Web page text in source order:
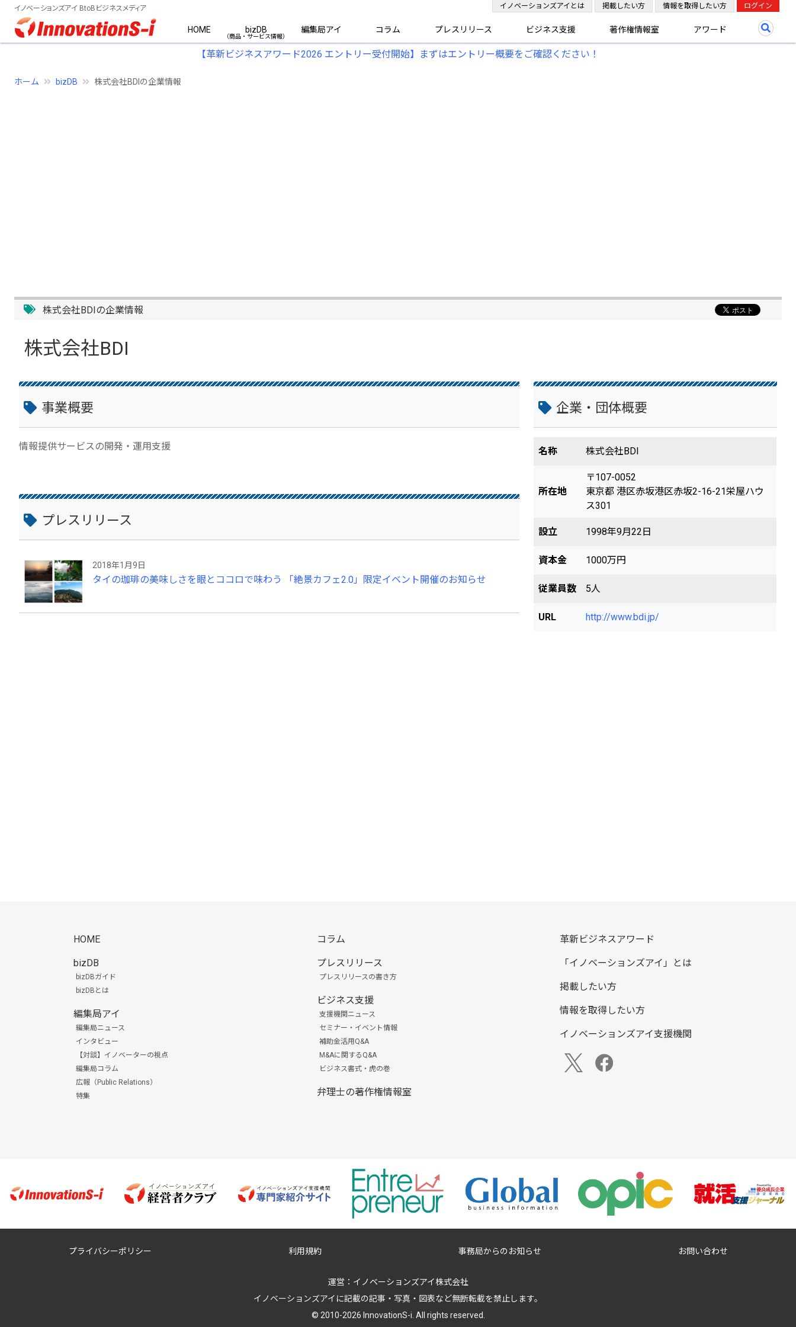
イノベーションズアイ BtoBビジネスメディア
HOME bizDB 編集局アイ コラム プレスリリース ビジネス支援 著作権情報室 アワード
イノベーションズアイとは 掲載したい方 情報を取得したい方 ログイン
【革新ビジネスアワード2026 エントリー受付開始】まずはエントリー概要をご確認ください！
ホーム bizDB 株式会社BDIの企業情報
株式会社BDIの企業情報
株式会社BDI
事業概要
情報提供サービスの開発・運用支援
プレスリリース
2018年1月9日
タイの珈琲の美味しさを眼とココロで味わう 「絶景カフェ2.0」限定イベント開催のお知らせ
企業・団体概要
名称 株式会社BDI
所在地
〒107-0052
東京都 港区赤坂港区赤坂2-16-21栄屋ハウ
ス301
設立 1998年9月22日
資本金 1000万円
従業員数 5人
URL http://www.bdi.jp/
HOME
bizDB
bizDBガイド
bizDBとは
編集局アイ
編集局ニュース
インタビュー
【対談】イノベーターの視点
編集局コラム
広報（Public Relations）
特集
コラム
プレスリリース
プレスリリースの書き方
ビジネス支援
支援機関ニュース
セミナー・イベント情報
補助金活用Q&A
M&Aに関するQ&A
ビジネス書式・虎の巻
弁理士の著作権情報室
革新ビジネスアワード
「イノベーションズアイ」とは
掲載したい方
情報を取得したい方
イノベーションズアイ支援機関
プライバシーポリシー 利用規約 事務局からのお知らせ お問い合わせ
運営： イノベーションズアイ株式会社
イノベーションズアイに記載の記事・写真・図表など無断転載を禁止します。
© 2010-2026 InnovationS-i. All rights reserved.